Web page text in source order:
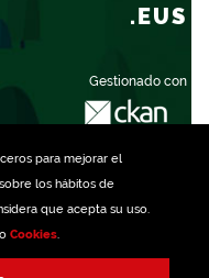
para mejorar el
los hábitos de
que acepta su uso.
Cookies.
Gestionado con
.EUS